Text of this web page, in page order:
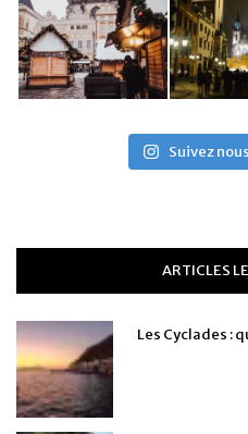
Suivez
ARTICLES
Les Cyclades :